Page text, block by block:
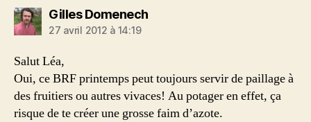
Gilles Domenechdit :
27 avril 2012 à 14:19
Salut Léa,
Oui, ce BRF printemps peut toujours servir de paillage à
des fruitiers ou autres vivaces! Au potager en effet, ça
risque de te créer une grosse faim d’azote.